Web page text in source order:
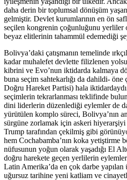
daha derin bir toplumsal dönüşüm
gelmiştir. Devlet kurumlarının en ön
seçilen kongrenin çoğunluğunu yerliler
beyaz elitlerinin tahammül edemediği
Bolivya’daki çatışmanın temelinde
kadar muhalefet devlette filizlenen
kibrini ve Evo’nun iktidarda kalmaya
buna seçim sahtekarlığı da dahildi-
Doğru Hareket Partisi) hala
seçimlerin tekrarlanması teklifinde
dini liderlerin düzenlediği eylemler de
yürütülen komplo süreci, Bolivya’nın
sürgüne zorlamak için askeri
Trump tarafından çekilmiş gibi
hem Cochabamba’nın koka yetiştirme
nüfusunun yoğun olarak yaşadığı El
doğru harekete geçen yerlilerin
Latin Amerika’da en çok darbe yapılan
uğursuz tarihine yeni katliam ve